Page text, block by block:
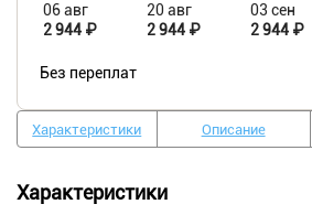
06 авг
2 944 ₽
20 авг
2 944 ₽
03 сен
2 944 ₽
Без переплат
Характеристики Описание
Характеристики